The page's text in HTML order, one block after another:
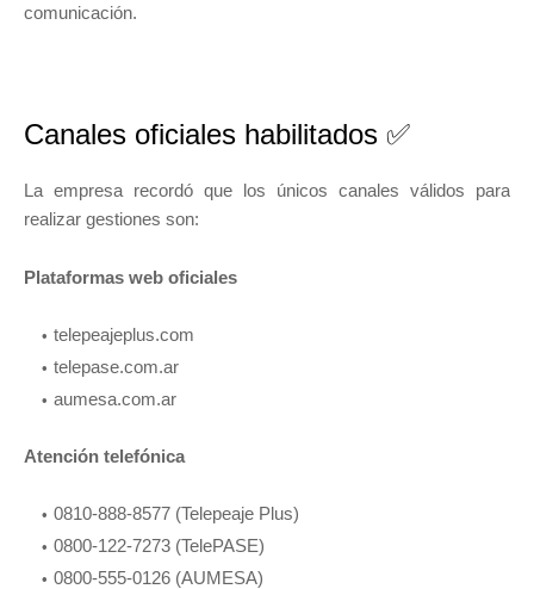
comunicación.
Canales oficiales habilitados ✅
La empresa recordó que los únicos canales válidos para
realizar gestiones son:
Plataformas web oficiales
telepeajeplus.com
telepase.com.ar
aumesa.com.ar
Atención telefónica
0810-888-8577 (Telepeaje Plus)
0800-122-7273 (TelePASE)
0800-555-0126 (AUMESA)